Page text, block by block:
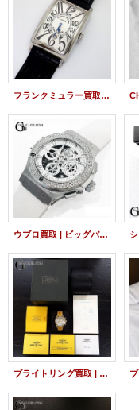
フランクミュラー買取 | ロングアイランド 1150SCDT
ウブロ買取 | ビッグバン アエロバン オールホワイト
ブライトリング買取 | クロノマット44 ダイヤベゼル